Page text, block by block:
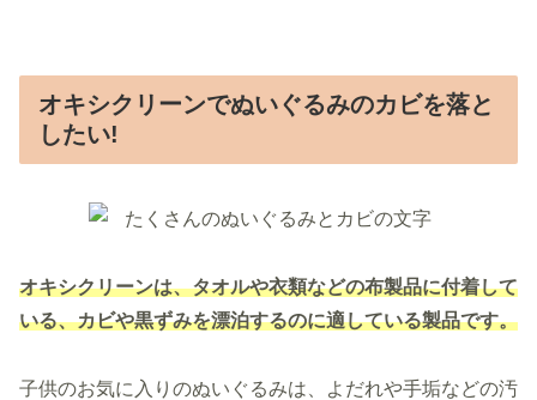
オキシクリーンでぬいぐるみのカビを落と
したい!
オキシクリーンは、タオルや衣類などの布製品に付着して
いる、カビや黒ずみを漂泊するのに適している製品です。
子供のお気に入りのぬいぐるみは、よだれや手垢などの汚